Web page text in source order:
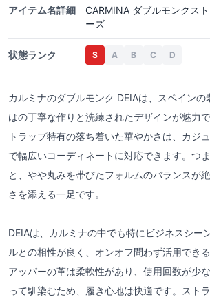
アイテム名詳細
CARMINA ダブルモンクス
ーズ
状態ランク S A B C D
カルミナのダブルモンク DEIAは、スペイン
はの丁寧な作りと洗練されたデザインが魅力
トラップ特有の落ち着いた華やかさは、カジ
で幅広いコーディネートに対応できます。つ
と、やや丸みを帯びたフォルムのバランスが
さを添える一足です。
DEIAは、カルミナの中でも特にビジネスシー
ルとの相性が良く、オンオフ問わず活用でき
アッパーの革は柔軟性があり、使用回数が少
って馴染むため、履き心地は快適です。スト